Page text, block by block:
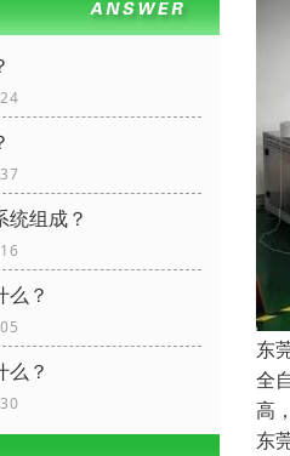
统组成？
么？
么？
东
全
高
东